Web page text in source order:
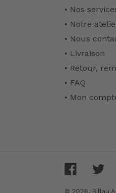
• Nos
• Notre
• Nous
• Livraison
• Retour,
• FAQ
• Mon
Facebook
© 2026, Billau